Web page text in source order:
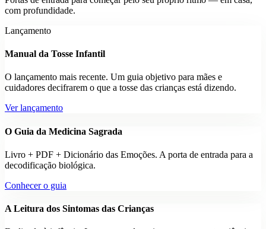
com profundidade.
Lançamento
Manual da Tosse Infantil
O lançamento mais recente. Um guia objetivo para mães e
cuidadores decifrarem o que a tosse das crianças está dizendo.
Ver lançamento
O Guia da Medicina Sagrada
Livro + PDF + Dicionário das Emoções. A porta de entrada para a
decodificação biológica.
Conhecer o guia
A Leitura dos Sintomas das Crianças